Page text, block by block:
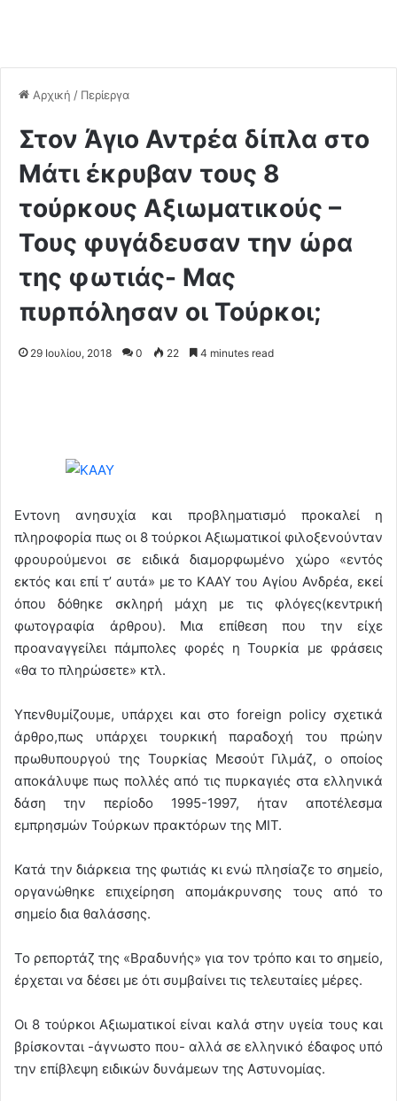
Αρχική / Περίεργα
Στον Άγιο Αντρέα δίπλα στο
Μάτι έκρυβαν τους 8
τούρκους Αξιωματικούς –
Τους φυγάδευσαν την ώρα
της φωτιάς- Μας
πυρπόλησαν οι Τούρκοι;
29 Ιουλίου, 2018 0 22 4 minutes read
Εντονη ανησυχία και προβληματισμό προκαλεί η
πληροφορία πως οι 8 τούρκοι Αξιωματικοί φιλοξενούνταν
φρουρούμενοι σε ειδικά διαμορφωμένο χώρο «εντός
εκτός και επί τ’ αυτά» με το ΚΑΑΥ του Αγίου Ανδρέα, εκεί
όπου δόθηκε σκληρή μάχη με τις φλόγες(κεντρική
φωτογραφία άρθρου). Μια επίθεση που την είχε
προαναγγείλει πάμπολες φορές η Τουρκία με φράσεις
«θα το πληρώσετε» κτλ.
Υπενθυμίζουμε, υπάρχει και στο foreign policy σχετικά
άρθρο,πως υπάρχει τουρκική παραδοχή του πρώην
πρωθυπουργού της Τουρκίας Μεσούτ Γιλμάζ, ο οποίος
αποκάλυψε πως πολλές από τις πυρκαγιές στα ελληνικά
δάση την περίοδο 1995-1997, ήταν αποτέλεσμα
εμπρησμών Τούρκων πρακτόρων της ΜΙΤ.
Κατά την διάρκεια της φωτιάς κι ενώ πλησίαζε το σημείο,
οργανώθηκε επιχείρηση απομάκρυνσης τους από το
σημείο δια θαλάσσης.
Το ρεπορτάζ της «Βραδυνής» για τον τρόπο και το σημείο,
έρχεται να δέσει με ότι συμβαίνει τις τελευταίες μέρες.
Οι 8 τούρκοι Αξιωματικοί είναι καλά στην υγεία τους και
βρίσκονται -άγνωστο που- αλλά σε ελληνικό έδαφος υπό
την επίβλεψη ειδικών δυνάμεων της Αστυνομίας.